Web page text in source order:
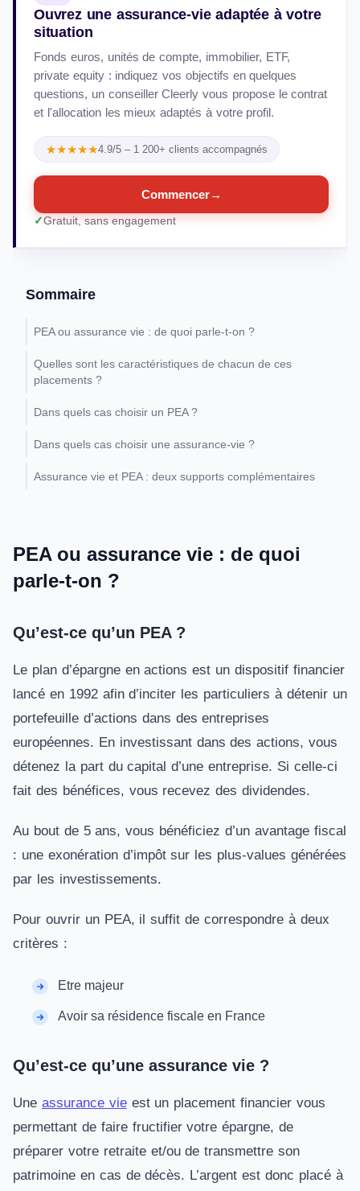
Ouvrez une assurance-vie adaptée à votre
situation
Fonds euros, unités de compte, immobilier, ETF,
private equity : indiquez vos objectifs en quelques
questions, un conseiller Cleerly vous propose le contrat
et l'allocation les mieux adaptés à votre profil.
★★★★★4.9/5 – 1 200+ clients accompagnés
Commencer→
Gratuit, sans engagement
Sommaire
PEA ou assurance vie : de quoi parle-t-on ?
Quelles sont les caractéristiques de chacun de ces
placements ?
Dans quels cas choisir un PEA ?
Dans quels cas choisir une assurance-vie ?
Assurance vie et PEA : deux supports complémentaires
PEA ou assurance vie : de quoi
parle-t-on ?
Qu’est-ce qu’un PEA ?
Le plan d’épargne en actions est un dispositif financier
lancé en 1992 afin d’inciter les particuliers à détenir un
portefeuille d’actions dans des entreprises
européennes. En investissant dans des actions, vous
détenez la part du capital d’une entreprise. Si celle-ci
fait des bénéfices, vous recevez des dividendes.
Au bout de 5 ans, vous bénéficiez d’un avantage fiscal
: une exonération d’impôt sur les plus-values générées
par les investissements.
Pour ouvrir un PEA, il suffit de correspondre à deux
critères :
Etre majeur
Avoir sa résidence fiscale en France
Qu’est-ce qu’une assurance vie ?
Une assurance vieest un placement financier vous
permettant de faire fructifier votre épargne, de
préparer votre retraite et/ou de transmettre son
patrimoine en cas de décès. L’argent est donc placé à